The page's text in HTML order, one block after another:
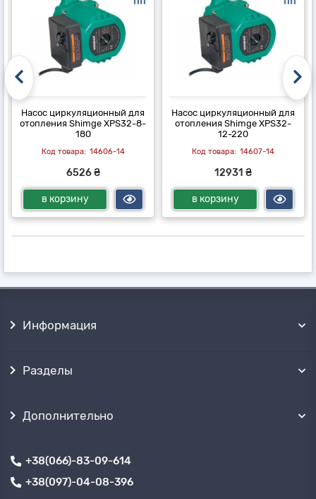
Насос циркуляционный для
отопления Shimge XPS32-8-
180
14606-14
6526 ₴
в корзину
Насос циркуляционный для
отопления Shimge XPS32-
12-220
14607-14
12931 ₴
в корзину
Информация
Разделы
Дополнительно
+38(066)-83-09-614
+38(097)-04-08-396